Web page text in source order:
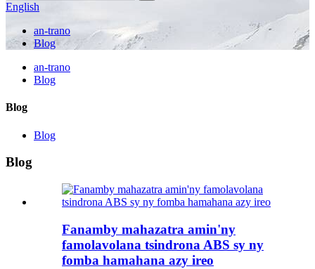
English
an-trano
Blog
an-trano
Blog
Blog
Blog
Blog
Fanamby mahazatra amin'ny
famolavolana tsindrona ABS sy ny
fomba hamahana azy ireo